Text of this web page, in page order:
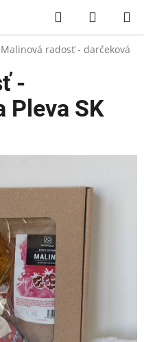
Hľadať
KOŠÍK
Malinová radosť - darčeková
-
Pleva SK